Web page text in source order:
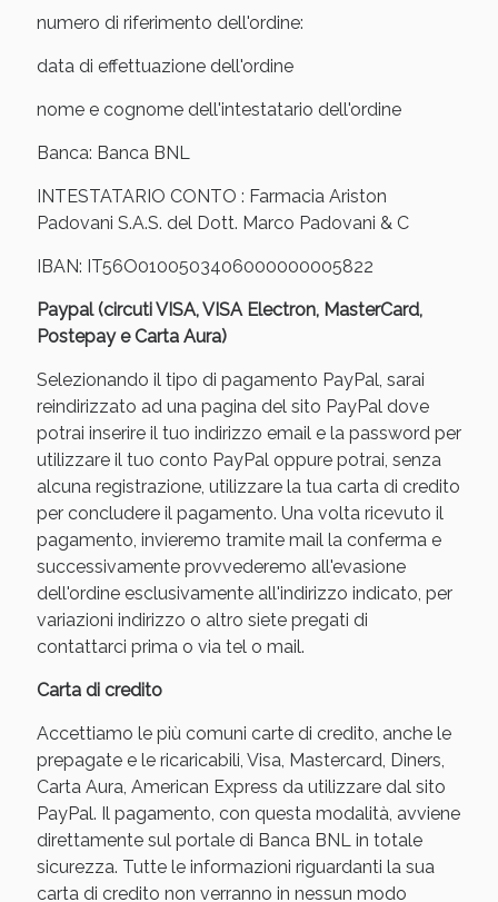
numero di riferimento dell'ordine:
data di effettuazione dell'ordine
nome e cognome dell'intestatario dell'ordine
Banca: Banca BNL
INTESTATARIO CONTO : Farmacia Ariston
Padovani S.A.S. del Dott. Marco Padovani & C
IBAN: IT56O0100503406000000005822
Paypal (circuti VISA, VISA Electron, MasterCard,
Postepay e Carta Aura)
Selezionando il tipo di pagamento PayPal, sarai
reindirizzato ad una pagina del sito PayPal dove
potrai inserire il tuo indirizzo email e la password per
utilizzare il tuo conto PayPal oppure potrai, senza
alcuna registrazione, utilizzare la tua carta di credito
per concludere il pagamento. Una volta ricevuto il
pagamento, invieremo tramite mail la conferma e
successivamente provvederemo all'evasione
dell'ordine esclusivamente all'indirizzo indicato, per
variazioni indirizzo o altro siete pregati di
contattarci prima o via tel o mail.
Carta di credito
Accettiamo le più comuni carte di credito, anche le
prepagate e le ricaricabili, Visa, Mastercard, Diners,
Carta Aura, American Express da utilizzare dal sito
PayPal. Il pagamento, con questa modalità, avviene
direttamente sul portale di Banca BNL in totale
sicurezza. Tutte le informazioni riguardanti la sua
carta di credito non verranno in nessun modo
oggi!
Scopri le offerte di Oggi